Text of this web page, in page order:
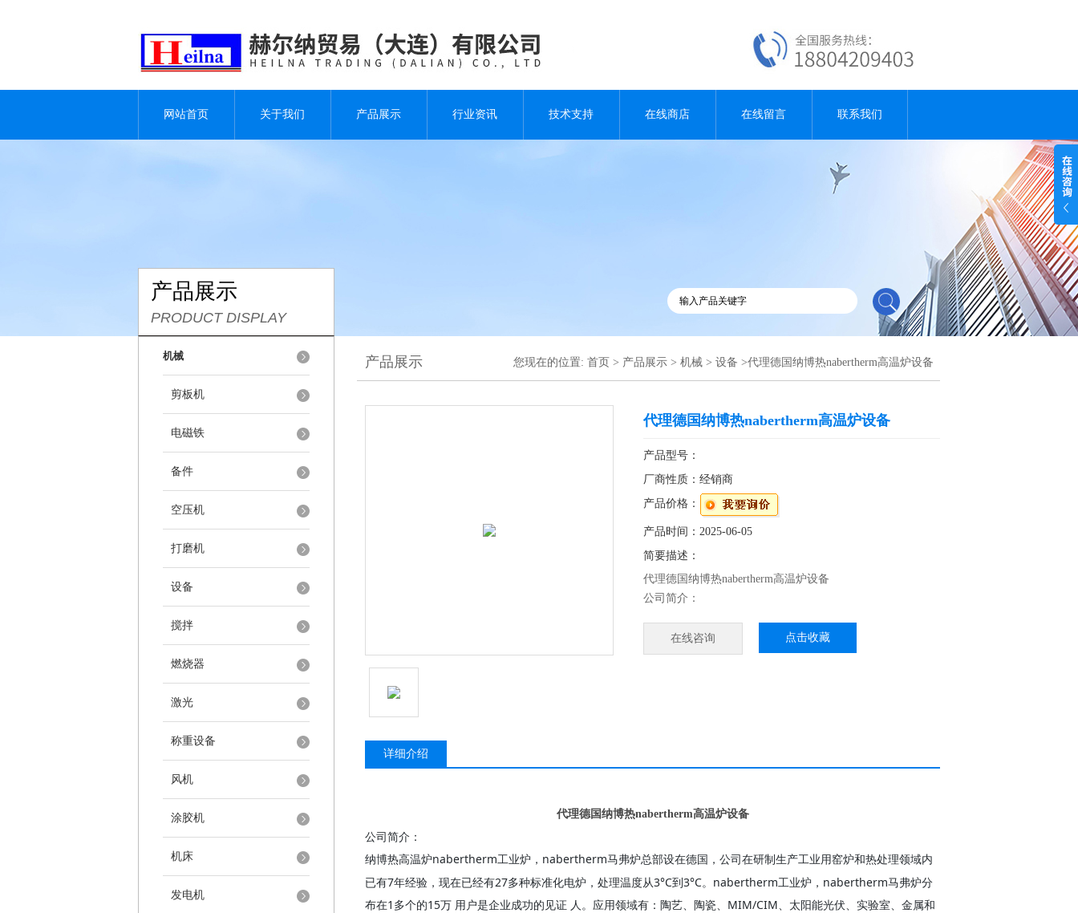
网站首页 关于我们 产品展示 行业资讯 技术支持 在线商店 在线留言 联系我们
产品展示
PRODUCT DISPLAY
机械
剪板机
电磁铁
备件
空压机
打磨机
设备
搅拌
燃烧器
激光
称重设备
风机
涂胶机
机床
发电机
产品展示 您现在的位置: 首页 > 产品展示 > 机械 > 设备 >代理德国纳博热nabertherm高温炉设备
代理德国纳博热nabertherm高温炉设备
产品型号：
厂商性质：经销商
产品价格：
产品时间：2025-06-05
简要描述：
代理德国纳博热nabertherm高温炉设备
公司简介：
德国，公司在研制生产工业用窑炉和热处理领域内已有7年
经验，现在已经有27多种标准化电炉，处理温度从3°C到3°C
在线咨询 点击收藏
详细介绍
代理德国纳博热nabertherm高温炉设备
公司简介：
纳博热高温炉nabertherm工业炉，nabertherm马弗炉总部设在德国，公司在研制生产工业用窑炉和热处理领域内
已有7年经验，现在已经有27多种标准化电炉，处理温度从3°C到3°C。nabertherm工业炉，nabertherm马弗炉分
布在1多个的15万 用户是企业成功的见证 人。应用领域有：陶艺、陶瓷、MIM/CIM、太阳能光伏、实验室、金属和